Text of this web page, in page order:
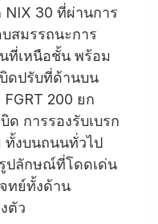
30 ที่ผ่านการ
สมรรถนะการ
ที่เหนือชั้น พร้อม
ดปรับที่ด้านบน
200 ยก
การรองรับเบรก
ทั้งบนถนนทั่วไป
ปลักษณ์ที่โดดเด่น
ทย์ทั้งด้าน
ตัว